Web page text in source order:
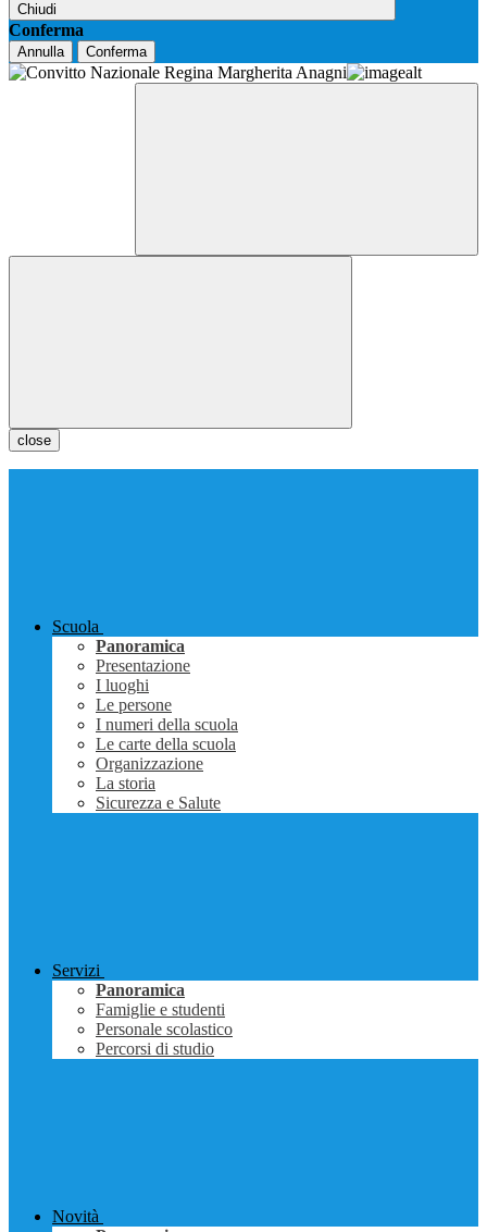
Chiudi
Conferma
Annulla Conferma
close
Scuola
Panoramica
Presentazione
I luoghi
Le persone
I numeri della scuola
Le carte della scuola
Organizzazione
La storia
Sicurezza e Salute
Servizi
Panoramica
Famiglie e studenti
Personale scolastico
Percorsi di studio
Novità